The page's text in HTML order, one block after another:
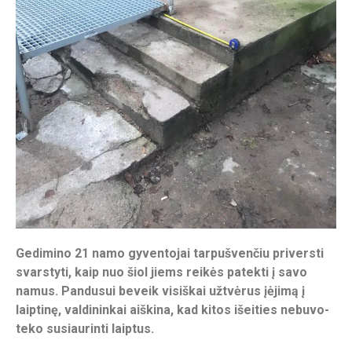
Gedimino 21 namo gyventojai tarpušvenčiu priversti
svarstyti, kaip nuo šiol jiems reikės patekti į savo
namus. Pandusui beveik visiškai užtvėrus įėjimą į
laiptinę, valdininkai aiškina, kad kitos išeities nebuvo-
teko susiaurinti laiptus.